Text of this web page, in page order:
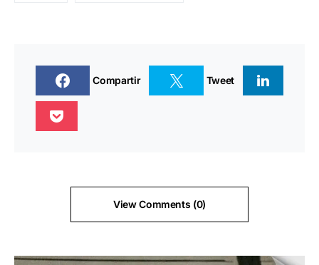
Compartir Tweet
View Comments (0)